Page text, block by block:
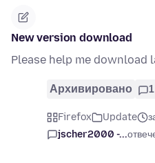
New version download
Please help me download
Архивировано 1
Firefox Update
jscher2000 -...